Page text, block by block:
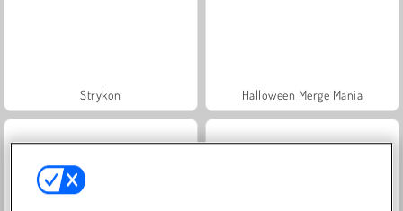
Strykon Halloween Merge Mania